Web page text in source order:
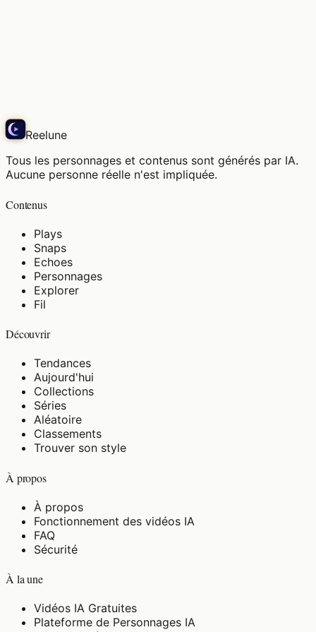
Reelune
Tous les personnages et contenus sont générés par IA.
Aucune personne réelle n'est impliquée.
Contenus
Plays
Snaps
Echoes
Personnages
Explorer
Fil
Découvrir
Tendances
Aujourd'hui
Collections
Séries
Aléatoire
Classements
Trouver son style
À propos
À propos
Fonctionnement des vidéos IA
FAQ
Sécurité
À la une
Vidéos IA Gratuites
Plateforme de Personnages IA